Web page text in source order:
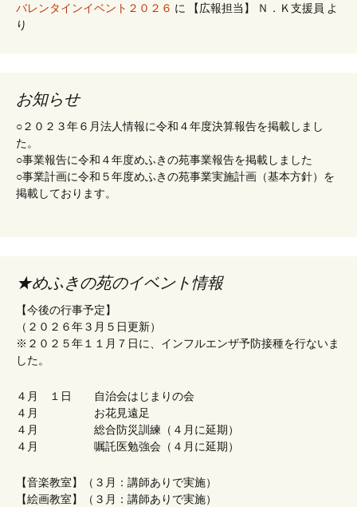
バレンタインイベント２０２６ に 【広報担当】 Ｎ．Ｋ支援員 よ
り
お知らせ
○２０２３年６月法人情報に令和４年度決算報告を掲載しまし
た。
○事業報告に令和４年度めふきの苑事業報告を掲載しました
○事業計画に令和５年度めふきの苑事業実施計画（基本方針）を
掲載しております。
★めふきの苑のイベント情報
【今後の行事予定】
（２０２６年３月５日更新）
※２０２５年１１月７日に、インフルエンザ予防接種を行ないま
した。
４月 １日 自治会はじまりの会
４月 お花見遠足
４月 総合防災訓練（４月に延期）
４月 嘱託医勉強会（４月に延期）
【音楽教室】（３月：講師ありで実施）
【絵画教室】（３月：講師ありで実施）